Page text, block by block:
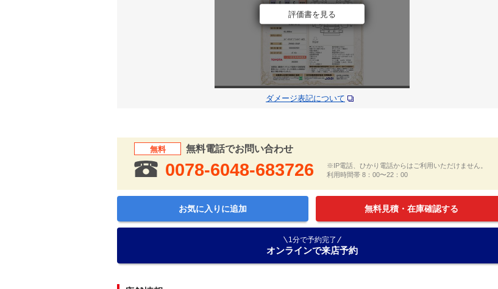
評価書を見る
ダメージ表記について
無料 無料電話でお問い合わせ
0078-6048-683726
※IP電話、ひかり電話からはご利用いただけません。
利用時間帯 8：00〜22：00
お気に入りに追加 無料見積・在庫確認する
1分で予約完了
オンラインで来店予約